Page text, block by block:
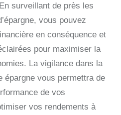
surveillant de près les
vous pouvez
en conséquence et
pour maximiser la
La vigilance dans la
épargne vous permettra de
de vos
vos rendements à